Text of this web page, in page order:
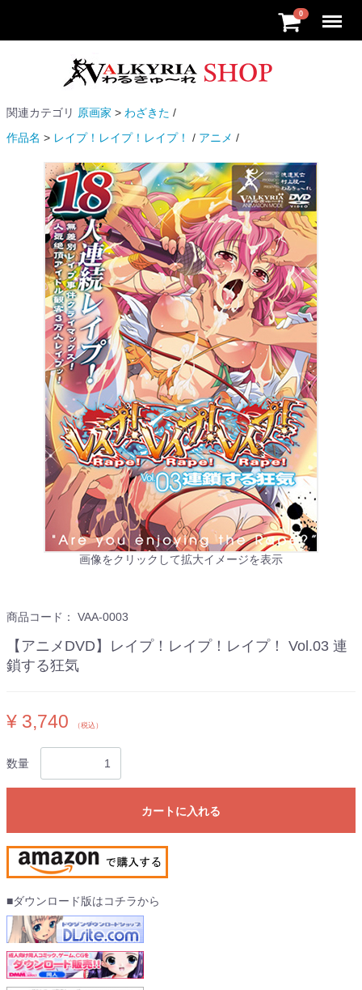
0
関連カテゴリ 原画家
わざきた
作品名
レイプ！レイプ！レイプ！ アニメ
画像をクリックして拡大イメージを表示
商品コード： VAA-0003
【アニメDVD】レイプ！レイプ！レイプ！ Vol.03 連
鎖する狂気
¥ 3,740 （税込）
数量
カートに入れる
■ダウンロード版はコチラから